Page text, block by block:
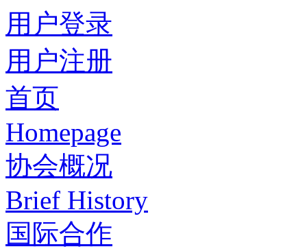
用户登录
用户注册
首页
Homepage
协会概况
Brief History
国际合作